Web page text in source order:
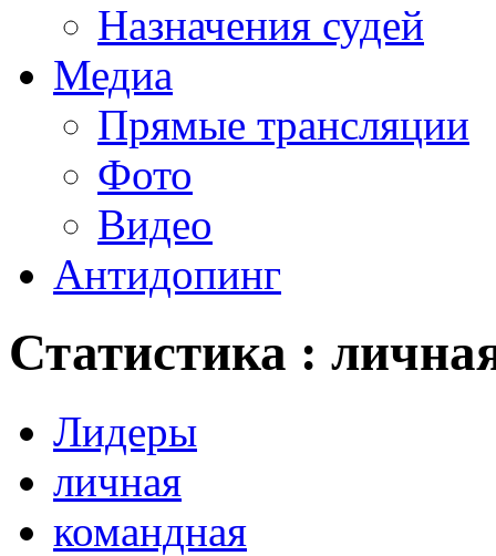
Назначения судей
Медиа
Прямые трансляции
Фото
Видео
Антидопинг
Статистика :
Лидеры
личная
командная